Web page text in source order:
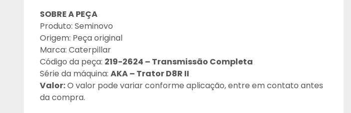
SOBRE A PEÇA
Produto: Seminovo
Origem: Peça original
Marca: Caterpillar
Código da peça: 219-2624 – Transmissão Completa
Série da máquina: AKA – Trator D8R II
Valor: O valor pode variar conforme aplicação, entre em contato antes
da compra.